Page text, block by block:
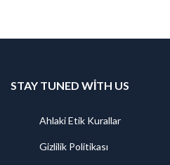
STAY TUNED WITH US
Ahlaki Etik Kurallar
Gizlilik Politikası